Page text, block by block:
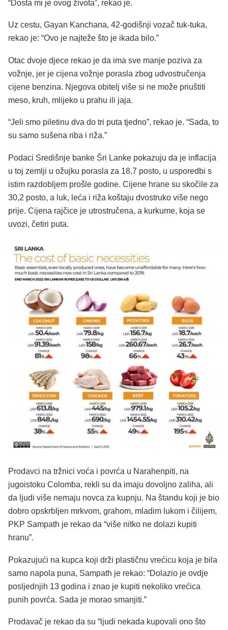
“Dosta mi je ovog života”, rekao je.
Uz cestu, Gayan Kanchana, 42-godišnji vozač tuk-tuka,
rekao je: “Ovo je najteže što je ikada bilo.”
Otac dvoje djece rekao je da ima sve manje poziva za
vožnje, jer je cijena vožnje porasla zbog udvostručenja
cijene benzina. Njegova obitelj više si ne može priuštiti
meso, kruh, mlijeko u prahu ili jaja.
“Jeli smo piletinu dva do tri puta tjedno”, rekao je. “Sada, to
su samo sušena riba i riža.”
Podaci Središnje banke Šri Lanke pokazuju da je inflacija
u toj zemlji u ožujku porasla za 18,7 posto, u usporedbi s
istim razdobljem prošle godine. Cijene hrane su skočile za
30,2 posto, a luk, leća i riža koštaju dvostruko više nego
prije. Cijena rajčice je utrostručena, a kurkume, koja se
uvozi, četiri puta.
Prodavci na tržnici voća i povrća u Narahenpiti, na
jugoistoku Colomba, rekli su da imaju dovoljno zaliha, ali
da ljudi više nemaju novca za kupnju. Na štandu koji je bio
dobro opskrbljen mrkvom, grahom, mladim lukom i čilijem,
PKP Sampath je rekao da “više nitko ne dolazi kupiti
hranu”.
Pokazujući na kupca koji drži plastičnu vrećicu koja je bila
samo napola puna, Sampath je rekao: “Dolazio je ovdje
posljednjih 13 godina i znao je kupiti nekoliko vrećica
punih povrća. Sada je morao smanjiti.”
Prodavač je rekao da su “ljudi nekada kupovali ono što